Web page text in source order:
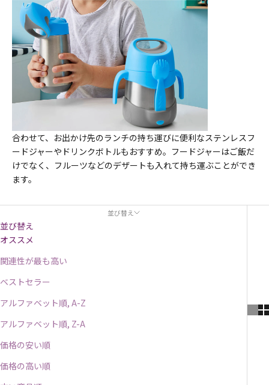
合わせて、お出かけ先のランチの持ち運びに便利なステンレスフ
ードジャーやドリンクボトルもおすすめ。フードジャーはご飯だ
けでなく、フルーツなどのデザートも入れて持ち運ぶことができ
ます。
並び替え
並び替え
オススメ
関連性が最も高い
ベストセラー
アルファベット順, A-Z
アルファベット順, Z-A
価格の安い順
価格の高い順